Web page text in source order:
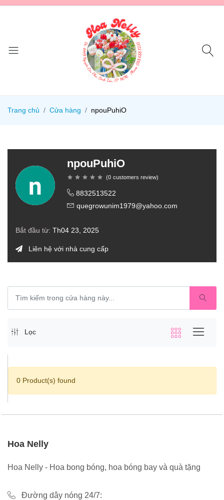
Trang chủ Cửa hàng npouPuhiO
npouPuhiO
(0 customers review)
8832513522
quegrowunim1979@yahoo.com
Bắt đầu từ: Th04 23, 2025
Liên hệ với nhà cung cấp
Lọc
0 Product(s) found
Hoa Nelly
Hoa Nelly - Hoa bong bóng, hoa bóng bay và quà tặng
Đường dây nóng 24/7: